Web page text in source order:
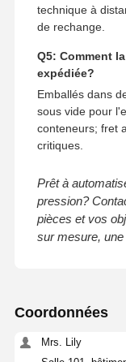
technique à
de rechange.
Q5: Comment
expédiée?
Emballés dans
sous vide pour
conteneurs; fret
critiques.
Prêt à
pression?
pièces et vos
sur mesure,
Coordonnées
Mrs. Lily